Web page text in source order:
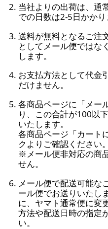
当社よりの出荷は、通
での日数は2-5日かかり
送料が無料となるご注
としてメール便ではな
します。
お支払方法として代金
だけません。
各商品ページに「メー
り、この合計が100以
いたします。
各商品ページ「カート
クよりご確認ください。
※メール便非対応の商
せん。
メール便で配送可能な
ール便でお送りいたし
に、ヤマト通常便に変
方法や配送日時の指定
い。